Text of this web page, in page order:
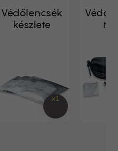
Védőlencsék
készlete